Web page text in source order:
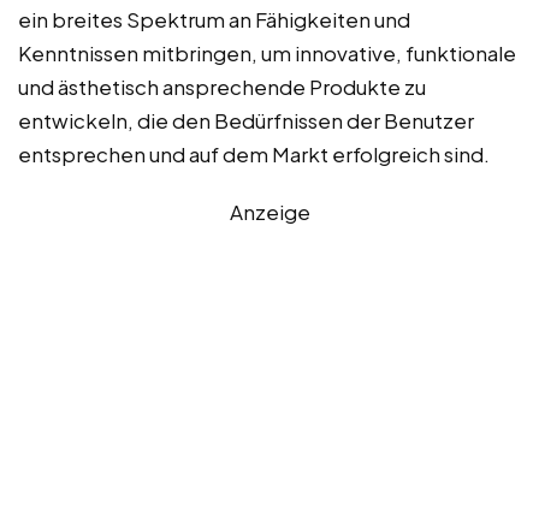
ein breites Spektrum an Fähigkeiten und
Kenntnissen mitbringen, um innovative, funktionale
und ästhetisch ansprechende Produkte zu
entwickeln, die den Bedürfnissen der Benutzer
entsprechen und auf dem Markt erfolgreich sind.
Anzeige